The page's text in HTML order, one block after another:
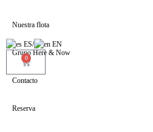
ES/ EN
0
Nuestra flota
Grupo Here & Now
Contacto
Reserva